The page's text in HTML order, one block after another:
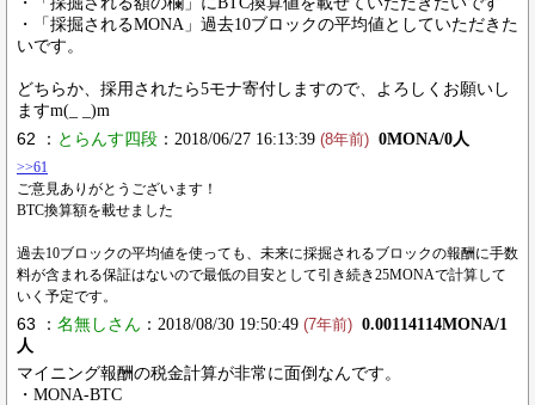
・「採掘されるMONA」過去10ブロックの平均値としていただきた
いです。
どちらか、採用されたら5モナ寄付しますので、よろしくお願いし
ますm(_ _)m
62 ： とらんす四段 ：2018/06/27 16:13:39 (8年前) 0MONA/0人
>>61
ご意見ありがとうございます！
BTC換算額を載せました
過去10ブロックの平均値を使っても、未来に採掘されるブロックの報酬に手数
料が含まれる保証はないので最低の目安として引き続き25MONAで計算して
いく予定です。
63 ： 名無しさん ：2018/08/30 19:50:49 (7年前) 0.00114114MONA/1
人
マイニング報酬の税金計算が非常に面倒なんです。
・MONA-BTC